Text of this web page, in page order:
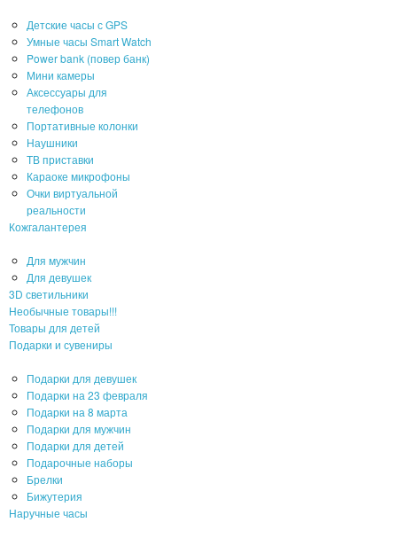
Детские часы с GPS
Умные часы Smart Watch
Power bank (повер банк)
Мини камеры
Аксессуары для
телефонов
Портативные колонки
Наушники
ТВ приставки
Караоке микрофоны
Очки виртуальной
реальности
Кожгалантерея
Для мужчин
Для девушек
3D светильники
Необычные товары!!!
Товары для детей
Подарки и сувениры
Подарки для девушек
Подарки на 23 февраля
Подарки на 8 марта
Подарки для мужчин
Подарки для детей
Подарочные наборы
Брелки
Бижутерия
Наручные часы